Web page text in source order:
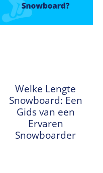
Welke Lengte
Snowboard: Een
Gids van een
Ervaren
Snowboarder